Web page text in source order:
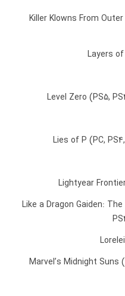
Killer Klowns From
Layers of
Level Zero (PS5,
Lies of P (PC,
Lightyear
Like a Dragon Gaiden:
Marvel’s Midnight Suns